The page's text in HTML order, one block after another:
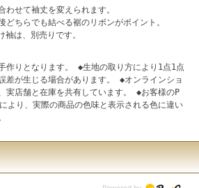
せて袖丈を変えられます。
どちらでも結べる裾のリボンがポイント。
袖は、別売りです。
作りとなります。 ◆生地の取り方により1点1点
差が生じる場合があります。 ◆オンラインショ
実店舗と在庫を共有しています。 ◆お客様のP
より、実際の商品の色味と表示される色に違い